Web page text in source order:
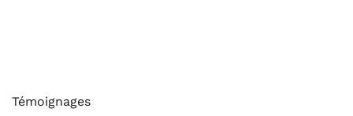
Témoignages